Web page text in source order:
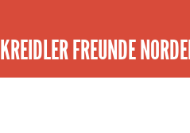
KREIDLER FREUNDE